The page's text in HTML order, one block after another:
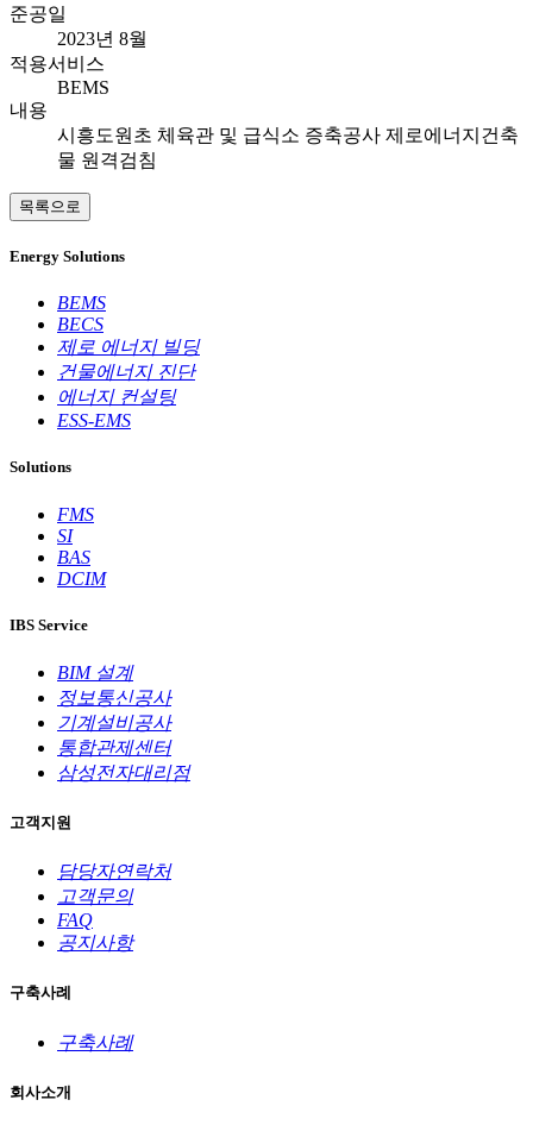
준공일
2023년 8월
적용서비스
BEMS
내용
시흥도원초 체육관 및 급식소 증축공사 제로에너지건축
물 원격검침
목록으로
Energy Solutions
BEMS
BECS
제로 에너지 빌딩
건물에너지 진단
에너지 컨설팅
ESS-EMS
Solutions
FMS
SI
BAS
DCIM
IBS Service
BIM 설계
정보통신공사
기계설비공사
통합관제센터
삼성전자대리점
고객지원
담당자연락처
고객문의
FAQ
공지사항
구축사례
구축사례
회사소개